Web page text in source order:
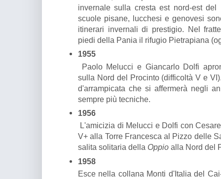
invernale sulla cresta est nord-est
scuole pisane, lucchesi e genovesi
itinerari invernali di prestigio. Nel
piedi della Pania il rifugio Pietrapiana
1955
Paolo Melucci e Giancarlo Dolfi
sulla Nord del Procinto (difficoltà V e
d'arrampicata che si affermerà negli
sempre più tecniche.
1956
L'amicizia di Melucci e Dolfi con
V+ alla Torre Francesca al Pizzo delle
salita solitaria della Oppio alla Nord del
1958
Esce nella collana Monti d'Italia del